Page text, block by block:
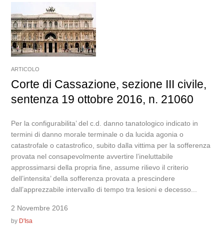
ARTICOLO
Corte di Cassazione, sezione III civile,
sentenza 19 ottobre 2016, n. 21060
Per la configurabilita’ del c.d. danno tanatologico indicato in
termini di danno morale terminale o da lucida agonia o
catastrofale o catastrofico, subito dalla vittima per la sofferenza
provata nel consapevolmente avvertire l’ineluttabile
approssimarsi della propria fine, assume rilievo il criterio
dell’intensita’ della sofferenza provata a prescindere
dall’apprezzabile intervallo di tempo tra lesioni e decesso...
2 Novembre 2016
by D'Isa